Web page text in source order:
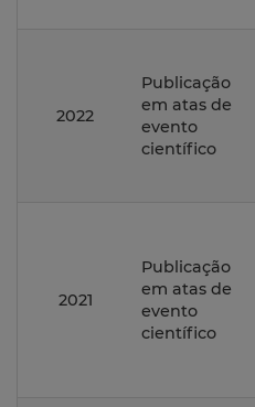
2022
Publicação
em atas de
evento
científico
2021
Publicação
em atas de
evento
científico